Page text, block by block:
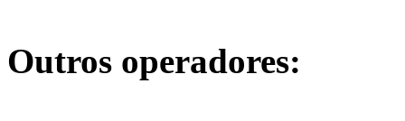
Outros operadores: